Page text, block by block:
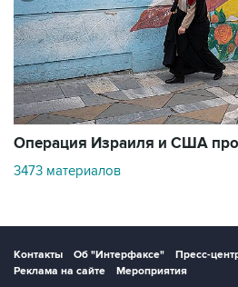
Операция Израиля и США
3473 материалов
Контакты Об "Интерфаксе" Пресс-
Реклама на сайте
Мероприятия